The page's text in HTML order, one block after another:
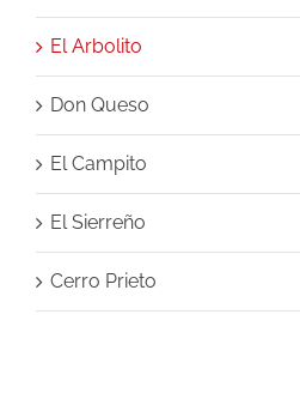
El Arbolito
Don Queso
El Campito
El Sierreño
Cerro Prieto